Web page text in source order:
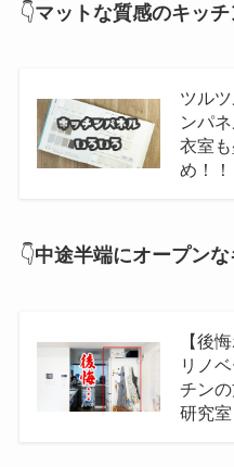
👇マットな質感のキッチ
ツル
ンパ
衣室
め！
👇中途半端にオープンな
【後
リノ
チン
研究室